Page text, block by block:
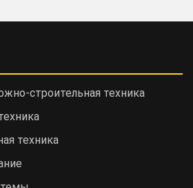
cтроительная техника
техника